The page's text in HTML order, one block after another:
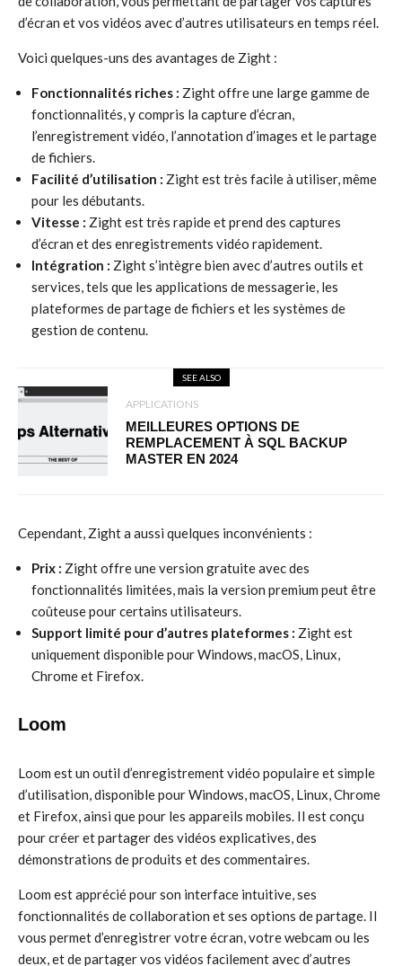
d’écran et vos vidéos avec d’autres utilisateurs en temps réel.
Voici quelques-uns des avantages de Zight :
Fonctionnalités riches : Zight offre une large gamme de
fonctionnalités, y compris la capture d’écran,
l’enregistrement vidéo, l’annotation d’images et le partage
de fichiers.
Facilité d’utilisation : Zight est très facile à utiliser, même
pour les débutants.
Vitesse : Zight est très rapide et prend des captures
d’écran et des enregistrements vidéo rapidement.
Intégration : Zight s’intègre bien avec d’autres outils et
services, tels que les applications de messagerie, les
plateformes de partage de fichiers et les systèmes de
gestion de contenu.
SEE ALSO
APPLICATIONS
MEILLEURES OPTIONS DE
REMPLACEMENT À SQL BACKUP
MASTER EN 2024
Cependant, Zight a aussi quelques inconvénients :
Prix : Zight offre une version gratuite avec des
fonctionnalités limitées, mais la version premium peut être
coûteuse pour certains utilisateurs.
Support limité pour d’autres plateformes : Zight est
uniquement disponible pour Windows, macOS, Linux,
Chrome et Firefox.
Loom
Loom est un outil d’enregistrement vidéo populaire et simple
d’utilisation, disponible pour Windows, macOS, Linux, Chrome
et Firefox, ainsi que pour les appareils mobiles. Il est conçu
pour créer et partager des vidéos explicatives, des
démonstrations de produits et des commentaires.
Loom est apprécié pour son interface intuitive, ses
fonctionnalités de collaboration et ses options de partage. Il
vous permet d’enregistrer votre écran, votre webcam ou les
deux, et de partager vos vidéos facilement avec d’autres